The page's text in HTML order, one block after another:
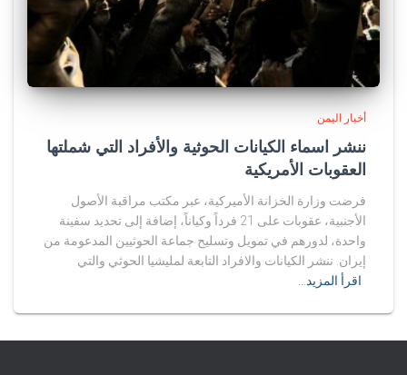
أخبار اليمن
ننشر اسماء الكيانات الحوثية والأفراد التي شملتها
العقوبات الأمريكية
فرضت وزارة الخزانة الأميركية، عبر مكتب مراقبة الأصول
الأجنبية، عقوبات على 21 فرداً وكياناً، إضافة إلى تحديد سفينة
واحدة، لدورهم في تمويل وتسليح جماعة الحوثيين المدعومة من
إيران. ننشر الكيانات والافراد التابعة لمليشيا الحوثي والتي
اقرأ المزيد…